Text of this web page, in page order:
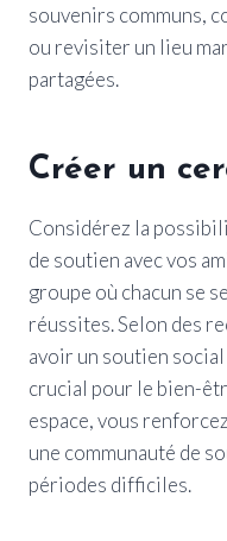
souvenirs communs,
ou revisiter un lieu
partagées.
Créer un
Considérez la
de soutien avec vos
groupe où chacun se
réussites. Selon des
avoir un soutien
crucial pour le bien-
espace, vous
une communauté de
périodes difficiles.